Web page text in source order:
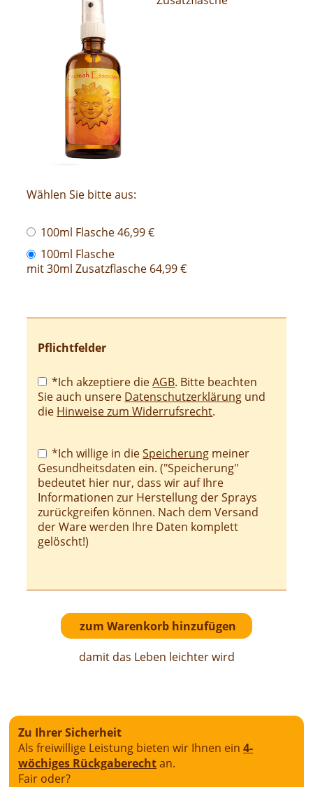
Wählen Sie bitte aus:
100ml Flasche 46,99 €
100ml Flasche
mit 30ml Zusatzflasche 64,99 €
Pflichtfelder
Pflichtfeld
*Ich akzeptiere dieAGB. Bitte beachten
Sie auch unsere Datenschutzerklärung und
die Hinweise zum Widerrufsrecht.
Pflichtfeld
*Ich willige in dieSpeicherung meiner
Gesundheitsdaten ein. ("Speicherung"
bedeutet hier nur, dass wir auf Ihre
Informationen zur Herstellung der Sprays
zurückgreifen können. Nach dem Versand
der Ware werden Ihre Daten komplett
gelöscht!)
damit das Leben leichter wird
Zu Ihrer Sicherheit
Als freiwillige Leistung bieten wir Ihnen ein4-
wöchiges Rückgaberechtan.
Fair oder?